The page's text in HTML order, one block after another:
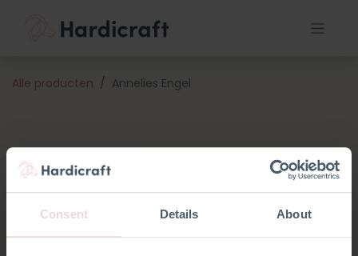
Consent Details About
Alle producten Annelies Engel